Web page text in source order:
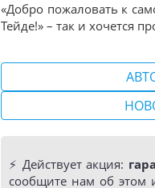
«Добро пожаловать к
Тейде!» – так и хочется
⚡️ Действует акция:
сообщите нам об этом